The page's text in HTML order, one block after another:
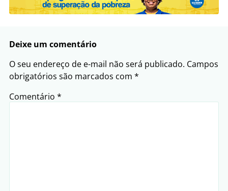
Deixe um comentário
O seu endereço de e-mail não será publicado. Campos
obrigatórios são marcados com *
Comentário *